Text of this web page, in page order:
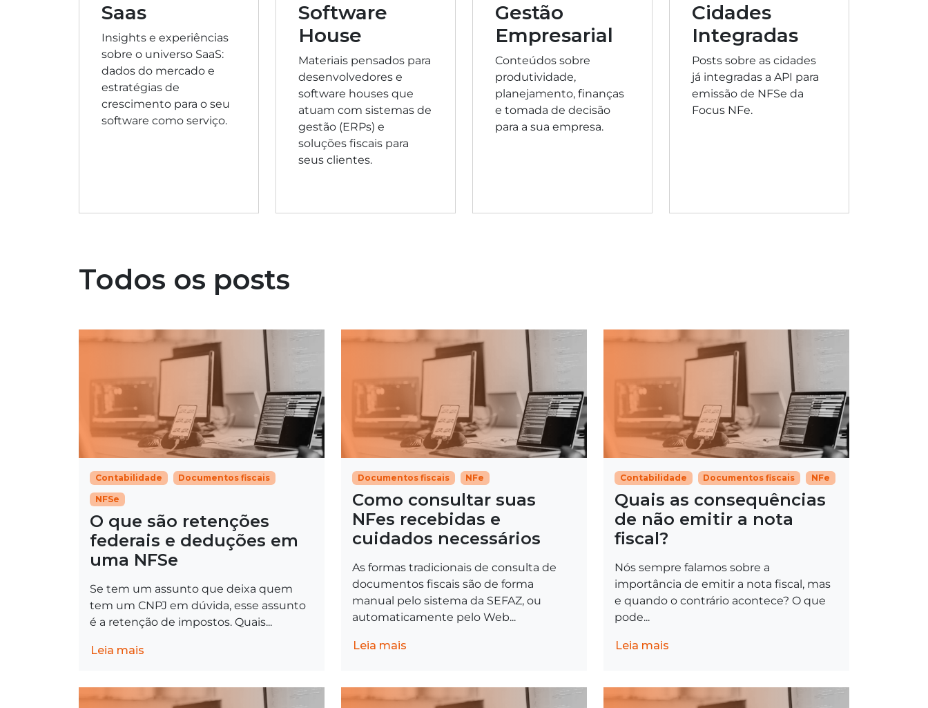
Saas
Insights e experiências
sobre o universo SaaS:
dados do mercado e
estratégias de
crescimento para o seu
software como serviço.
Software
House
Materiais pensados para
desenvolvedores e
software houses que
atuam com sistemas de
gestão (ERPs) e
soluções fiscais para
seus clientes.
Gestão
Empresarial
Conteúdos sobre
produtividade,
planejamento, finanças
e tomada de decisão
para a sua empresa.
Cidades
Integradas
Posts sobre as cidades
já integradas a API para
emissão de NFSe da
Focus NFe.
Todos os posts
Contabilidade Documentos fiscais
NFSe
O que são retenções
federais e deduções em
uma NFSe
Se tem um assunto que deixa quem
tem um CNPJ em dúvida, esse assunto
é a retenção de impostos. Quais...
Leia mais
Documentos fiscais NFe
Como consultar suas
NFes recebidas e
cuidados necessários
As formas tradicionais de consulta de
documentos fiscais são de forma
manual pelo sistema da SEFAZ, ou
automaticamente pelo Web...
Leia mais
Contabilidade Documentos fiscais NFe
Quais as consequências
de não emitir a nota
fiscal?
Nós sempre falamos sobre a
importância de emitir a nota fiscal, mas
e quando o contrário acontece? O que
pode...
Leia mais